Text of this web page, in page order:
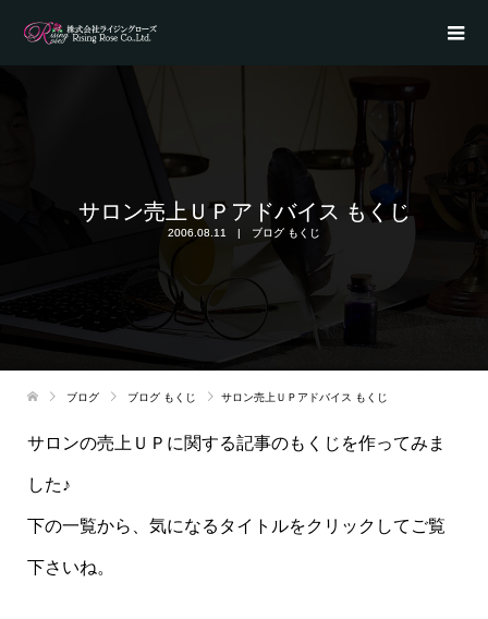
サロン売上ＵＰアドバイス もくじ
2006.08.11 ブログ もくじ
ブログ ブログ もくじ サロン売上ＵＰアドバイス もくじ
サロンの売上ＵＰに関する記事のもくじを作ってみま
した♪
下の一覧から、気になるタイトルをクリックしてご覧
下さいね。